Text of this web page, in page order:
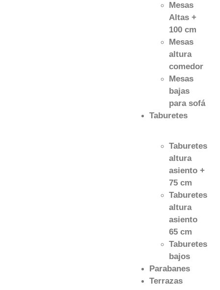
Mesas
Altas +
100 cm
Mesas
altura
comedor
Mesas
bajas
para sofá
Taburetes
Taburetes
altura
asiento +
75 cm
Taburetes
altura
asiento
65 cm
Taburetes
bajos
Parabanes
Terrazas